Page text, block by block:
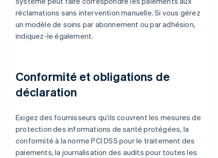
réclamations sans intervention manuelle. Si vous gérez
un modèle de soins par abonnement ou par adhésion,
indiquez-le également.
Conformité et obligations de
déclaration
Exigez des fournisseurs qu’ils couvrent les mesures de
protection des informations de santé protégées, la
conformité à la norme PCI DSS pour le traitement des
paiements, la journalisation des audits pour toutes les